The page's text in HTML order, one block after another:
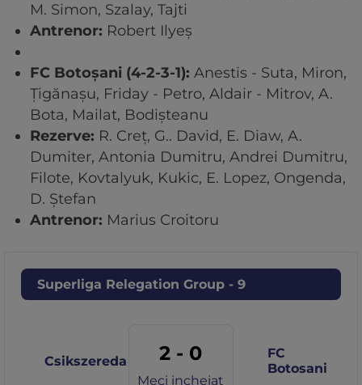
M. Simon, Szalay, Tajti
Antrenor: Robert Ilyeș
FC Botoșani (4-2-3-1): Anestis - Suta, Miron,
Țigănașu, Friday - Petro, Aldair - Mitrov, A.
Bota, Mailat, Bodișteanu
Rezerve: R. Creț, G.. David, E. Diaw, A.
Dumiter, Antonia Dumitru, Andrei Dumitru,
Filote, Kovtalyuk, Kukic, E. Lopez, Ongenda,
D. Ștefan
Antrenor: Marius Croitoru